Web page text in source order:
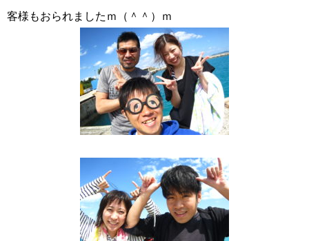
客様もおられましたｍ（＾＾）ｍ